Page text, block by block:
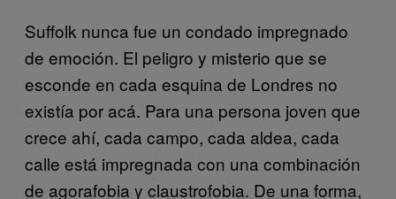
Suffolk nunca fue un condado impregnado
de emoción. El peligro y misterio que se
esconde en cada esquina de Londres no
existía por acá. Para una persona joven que
crece ahí, cada campo, cada aldea, cada
calle está impregnada con una combinación
de agorafobia y claustrofobia. De una forma,